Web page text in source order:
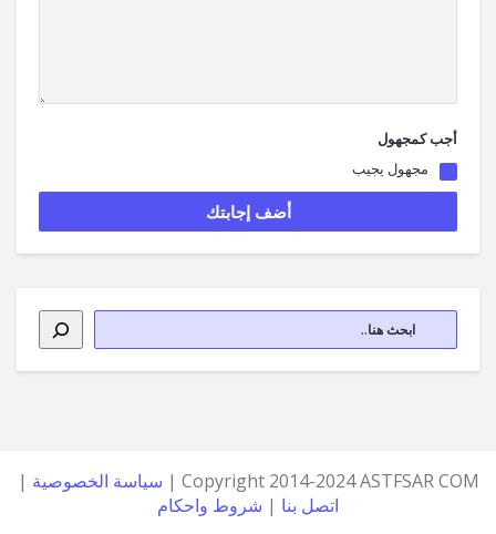
أجب كمجهول
مجهول يجيب
Copyright 2014-2024 ASTFSAR COM | سياسة الخصوصية |
اتصل بنا | شروط واحكام